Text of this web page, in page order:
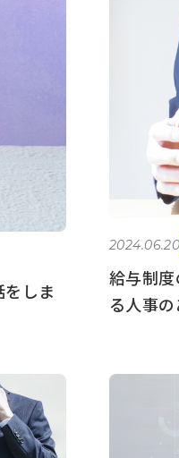
しま
2024.06.20
給与制
る人事